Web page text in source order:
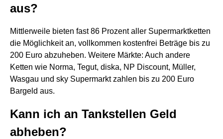
aus?
Mittlerweile bieten fast 86 Prozent aller Supermarktketten
die Möglichkeit an, vollkommen kostenfrei Beträge bis zu
200 Euro abzuheben. Weitere Märkte: Auch andere
Ketten wie Norma, Tegut, diska, NP Discount, Müller,
Wasgau und sky Supermarkt zahlen bis zu 200 Euro
Bargeld aus.
Kann ich an Tankstellen Geld
abheben?